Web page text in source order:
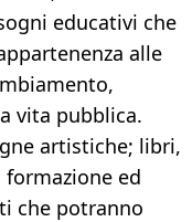
educativi che
alle
vita pubblica.
artistiche; libri,
ed
che potranno